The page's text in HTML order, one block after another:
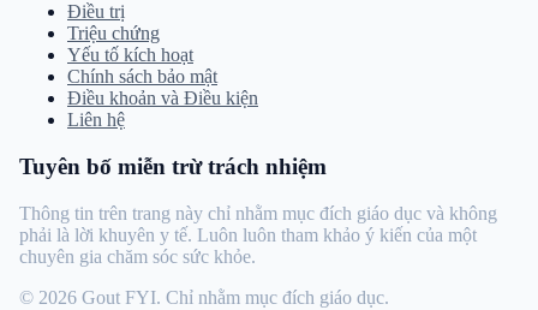
Điều trị
Triệu chứng
Yếu tố kích hoạt
Chính sách bảo mật
Điều khoản và Điều kiện
Liên hệ
Tuyên bố miễn trừ trách nhiệm
Thông tin trên trang này chỉ nhằm mục đích giáo dục và không
phải là lời khuyên y tế. Luôn luôn tham khảo ý kiến ​​​​của một
chuyên gia chăm sóc sức khỏe.
© 2026 Gout FYI. Chỉ nhằm mục đích giáo dục.